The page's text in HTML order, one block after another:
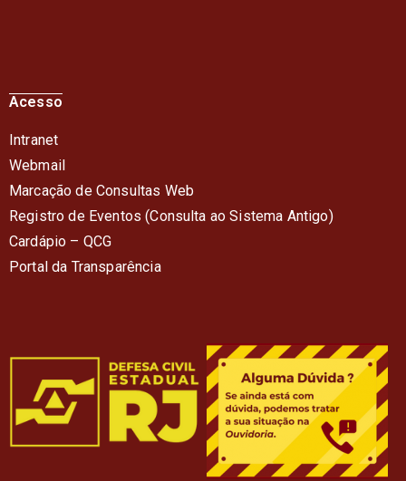
Acesso
Intranet
Webmail
Marcação de Consultas Web
Registro de Eventos (Consulta ao Sistema Antigo)
Cardápio – QCG
Portal da Transparência